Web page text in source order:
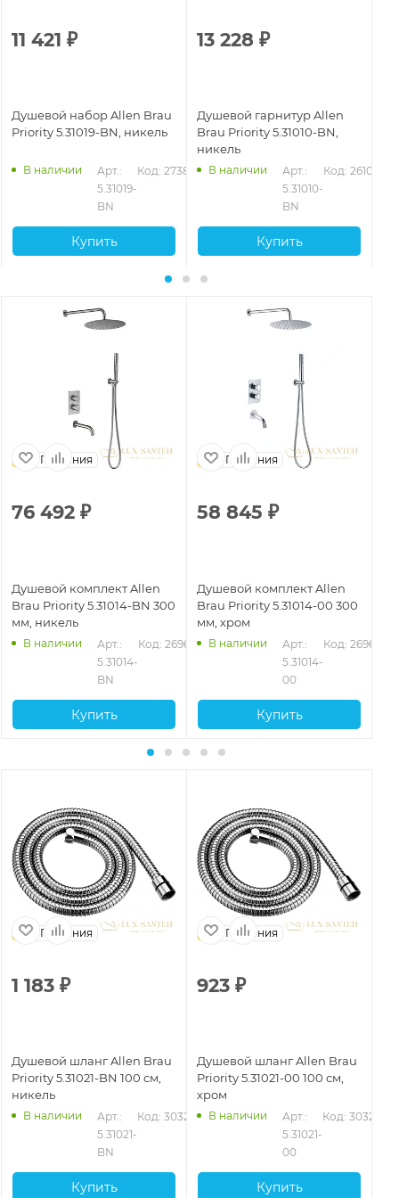
11 421 ₽
Душевой набор Allen Brau
Priority 5.31019-BN, никель
В наличии
Арт.:
5.31019-
BN
Код: 27389
Купить
13 228 ₽
Душевой гарнитур Allen
Brau Priority 5.31010-BN,
никель
В наличии
Арт.:
5.31010-
BN
Код: 26103
Купить
Германия
76 492 ₽
Душевой комплект Allen
Brau Priority 5.31014-BN 300
мм, никель
В наличии
Арт.:
5.31014-
BN
Код: 26964
Купить
Германия
58 845 ₽
Душевой комплект Allen
Brau Priority 5.31014-00 300
мм, хром
В наличии
Арт.:
5.31014-
00
Код: 26962
Купить
Германия
1 183 ₽
Душевой шланг Allen Brau
Priority 5.31021-BN 100 см,
никель
В наличии
Арт.:
5.31021-
BN
Код: 30325
Купить
Германия
923 ₽
Душевой шланг Allen Brau
Priority 5.31021-00 100 см,
хром
В наличии
Арт.:
5.31021-
00
Код: 30323
Купить